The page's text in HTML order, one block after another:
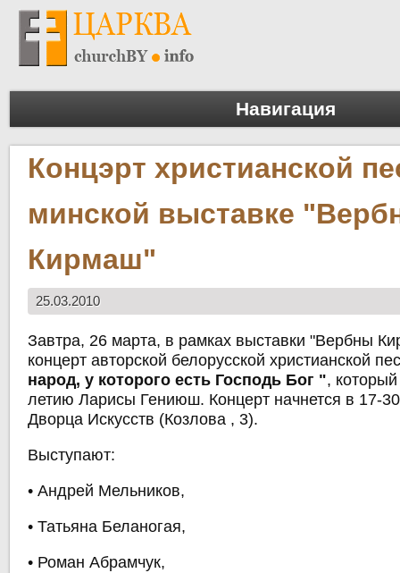
Навигация
Концэрт христианской
минской выставке
Кирмаш"
25.03.2010
Завтра, 26 марта, в рамках выставки "Вербны
концерт авторской белорусской христианской
народ, у которого есть Господь Бог ",
летию Ларисы Гениюш. Концерт начнется в 17-
Дворца Искусств (Козлова , 3).
Выступают:
• Андрей Мельников,
• Татьяна Беланогая,
• Роман Абрамчук,